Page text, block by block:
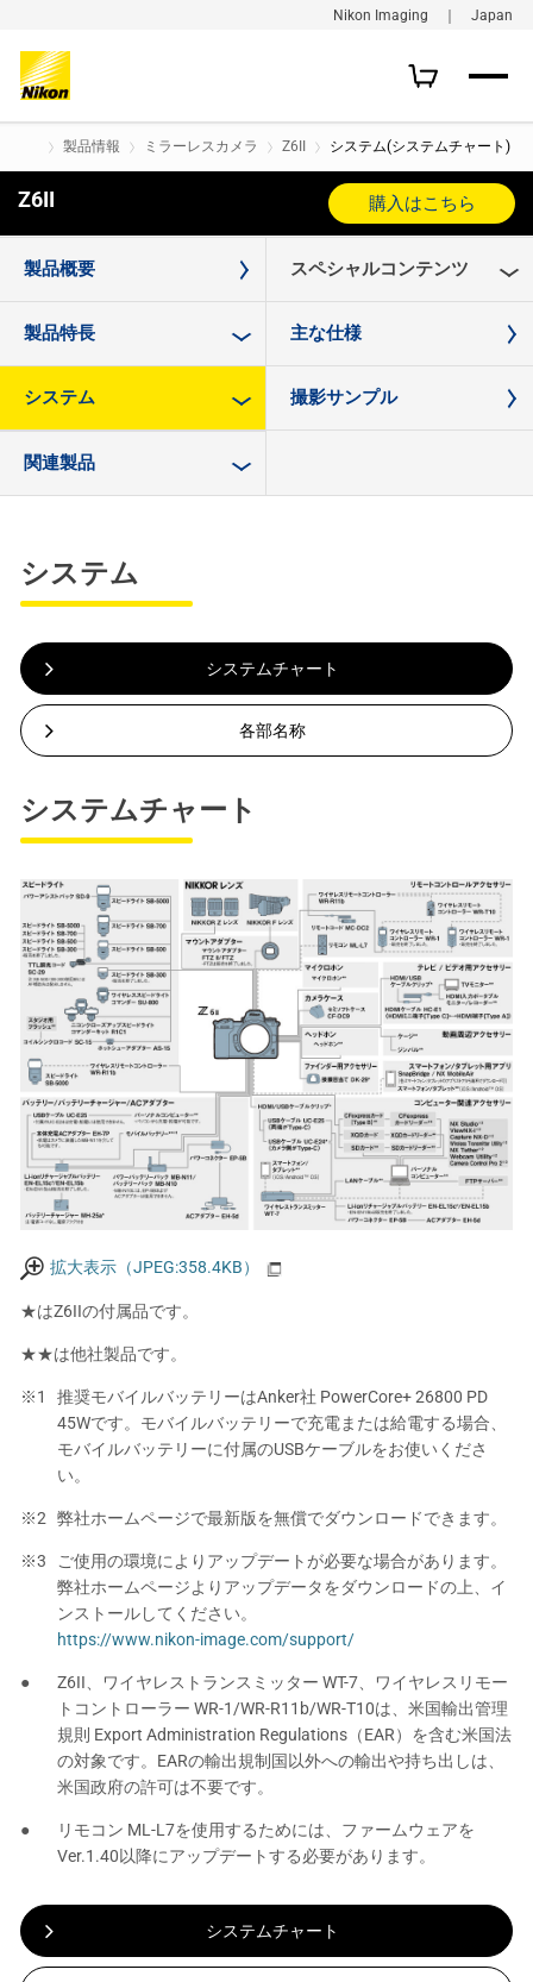
Nikon Imaging ｜ Japan
製品情報 ミラーレスカメラ Z6II システム(システムチャート)
Z6II 購入はこちら
製品概要 スペシャルコンテンツ
製品特長 主な仕様
システム 撮影サンプル
関連製品
システム
システムチャート
各部名称
システムチャート
拡大表示（JPEG:358.4KB）
★はZ6IIの付属品です。
★★は他社製品です。
推奨モバイルバッテリーはAnker社 PowerCore+ 26800 PD
45Wです。モバイルバッテリーで充電または給電する場合、
モバイルバッテリーに付属のUSBケーブルをお使いくださ
い。
弊社ホームページで最新版を無償でダウンロードできます。
ご使用の環境によりアップデートが必要な場合があります。
弊社ホームページよりアップデータをダウンロードの上、イ
ンストールしてください。
https://www.nikon-image.com/support/
Z6II、ワイヤレストランスミッター WT-7、ワイヤレスリモー
トコントローラー WR-1/WR-R11b/WR-T10は、米国輸出管理
規則 Export Administration Regulations（EAR）を含む米国法
の対象です。EARの輸出規制国以外への輸出や持ち出しは、
米国政府の許可は不要です。
リモコン ML-L7を使用するためには、ファームウェアを
Ver.1.40以降にアップデートする必要があります。
システムチャート